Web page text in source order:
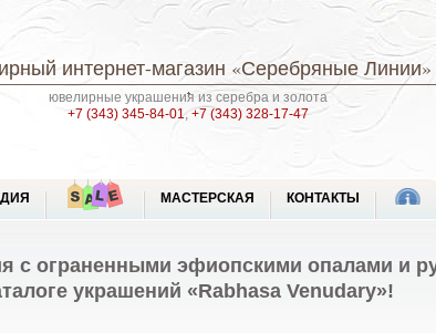
интернет-магазин «Серебряные Линии»
ювелирные украшения из серебра и золота
+7 (343) 345-84-01, +7 (343) 328-17-47
МАСТЕРСКАЯ КОНТАКТЫ
с ограненными эфиопскими опалами и
украшений «Rabhasa Venudary»!